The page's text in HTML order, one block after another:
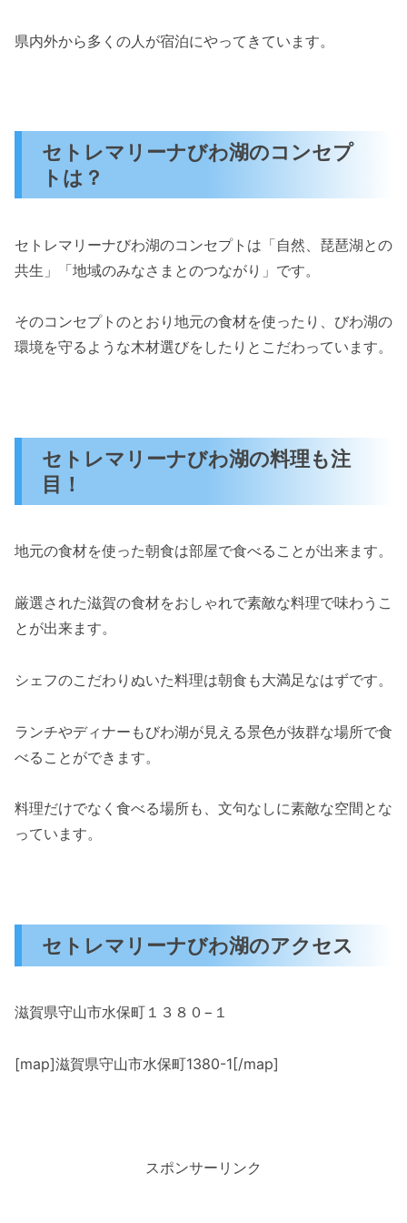
県内外から多くの人が宿泊にやってきています。
セトレマリーナびわ湖のコンセプ
トは？
セトレマリーナびわ湖のコンセプトは「自然、琵琶湖との
共生」「地域のみなさまとのつながり」です。
そのコンセプトのとおり地元の食材を使ったり、びわ湖の
環境を守るような木材選びをしたりとこだわっています。
セトレマリーナびわ湖の料理も注
目！
地元の食材を使った朝食は部屋で食べることが出来ます。
厳選された滋賀の食材をおしゃれで素敵な料理で味わうこ
とが出来ます。
シェフのこだわりぬいた料理は朝食も大満足なはずです。
ランチやディナーもびわ湖が見える景色が抜群な場所で食
べることができます。
料理だけでなく食べる場所も、文句なしに素敵な空間とな
っています。
セトレマリーナびわ湖のアクセス
滋賀県守山市水保町１３８０−１
[map]滋賀県守山市水保町1380-1[/map]
スポンサーリンク